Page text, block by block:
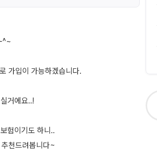
^~
가입이 가능하겠습니다.
거에요..!
험이기도 하니..
천드려봅니다~